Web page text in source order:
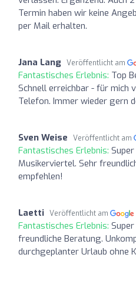
Termin haben wir keine
per Mail erhalten.
Jana Lang Veröffentlicht am
Fantastisches Erlebnis: Top
Schnell erreichbar - für mich
Telefon. Immer wieder gern
Sven Weise Veröffentlicht am
Fantastisches Erlebnis:
Musikerviertel. Sehr
empfehlen!
Laetti Veröffentlicht am
Fantastisches Erlebnis:
freundliche Beratung.
durchgeplanter Urlaub ohne